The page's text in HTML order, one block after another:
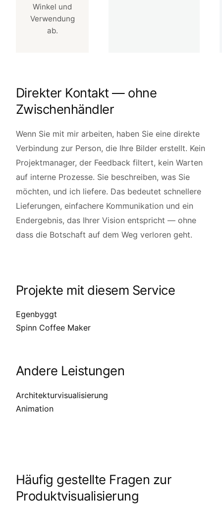
Winkel und
Verwendung
ab.
Direkter Kontakt — ohne
Zwischenhändler
Wenn Sie mit mir arbeiten, haben Sie eine direkte
Verbindung zur Person, die Ihre Bilder erstellt. Kein
Projektmanager, der Feedback filtert, kein Warten
auf interne Prozesse. Sie beschreiben, was Sie
möchten, und ich liefere. Das bedeutet schnellere
Lieferungen, einfachere Kommunikation und ein
Endergebnis, das Ihrer Vision entspricht — ohne
dass die Botschaft auf dem Weg verloren geht.
Projekte mit diesem Service
Egenbyggt
Spinn Coffee Maker
Andere Leistungen
Architekturvisualisierung
Animation
Häufig gestellte Fragen zur
Produktvisualisierung